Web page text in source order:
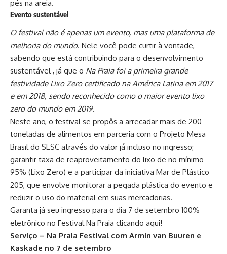
pés na areia.
Evento sustentável
O festival não é apenas um evento, mas uma plataforma de
melhoria do mundo. Nele você pode curtir à vontade,
sabendo que está contribuindo para o desenvolvimento
sustentável , já que o Na Praia foi a primeira grande
festividade Lixo Zero certificado na América Latina em 2017
e em 2018, sendo reconhecido como o maior evento lixo
zero do mundo em 2019.
Neste ano, o festival se propôs a arrecadar mais de 200
toneladas de alimentos em parceria com o Projeto Mesa
Brasil do SESC através do valor já incluso no ingresso;
garantir taxa de reaproveitamento do lixo de no mínimo
95% (Lixo Zero) e a participar da iniciativa Mar de Plástico
205, que envolve monitorar a pegada plástica do evento e
reduzir o uso do material em suas mercadorias.
Garanta já seu ingresso para o dia 7 de setembro 100%
eletrônico no Festival Na Praia clicando aqui!
Serviço – Na Praia Festival com Armin van Buuren e
Kaskade no 7 de setembro